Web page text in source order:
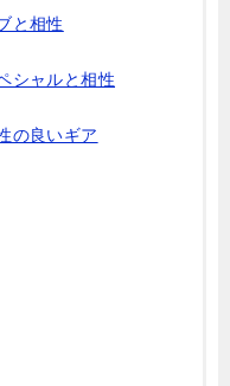
と相性
シャルと相性
の良いギア